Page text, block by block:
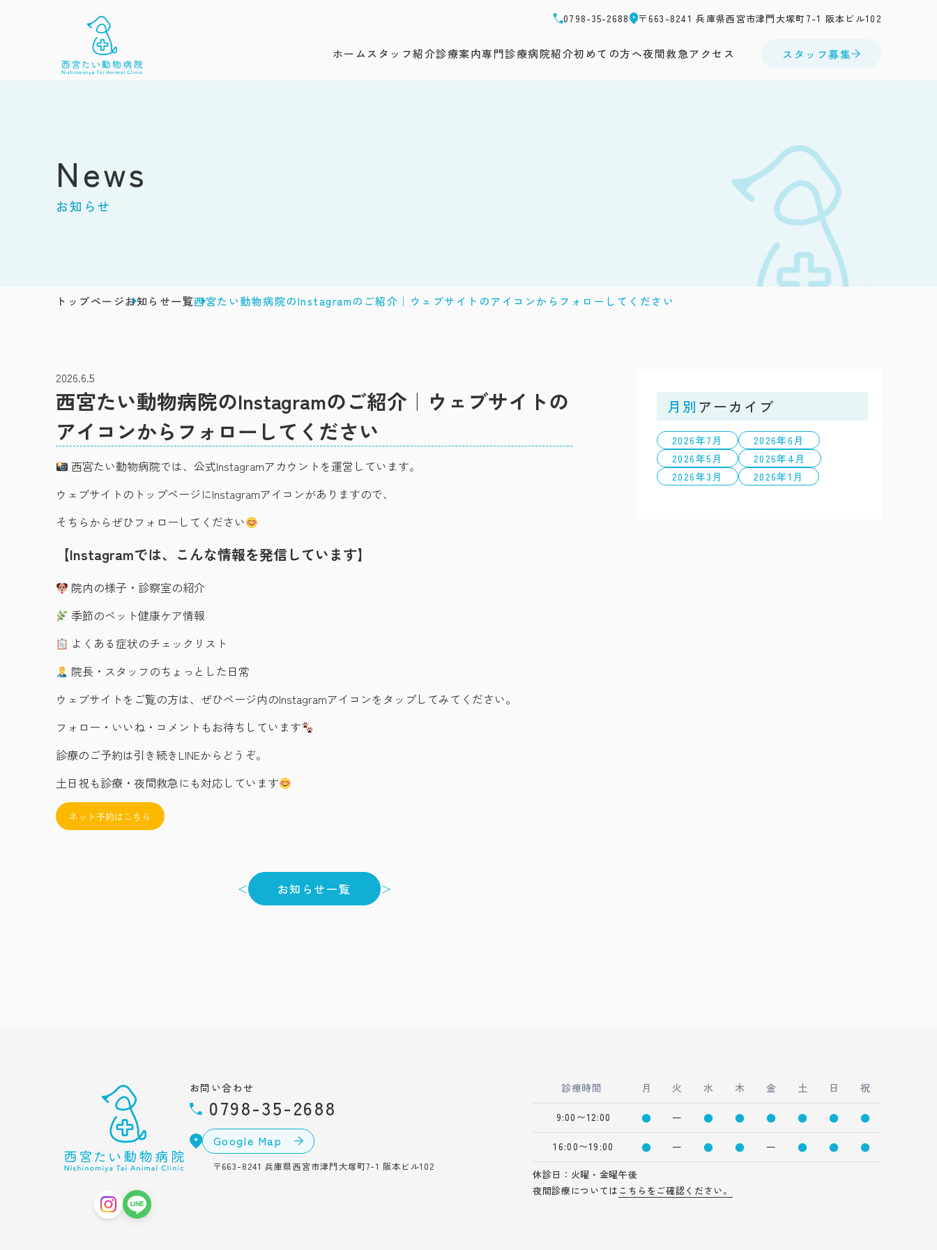
0798-35-2688 〒663-8241 兵庫県西宮市津門大塚町7-1 阪本ビル102
ホーム スタッフ紹介診療案内専門診療病院紹介初めての方へ夜間救急アクセス スタッフ募集
News
お知らせ
トップページお知らせ一覧西宮たい動物病院のInstagramのご紹介｜ウェブサイトのアイコンからフォローしてください
2026.6.5
西宮たい動物病院のInstagramのご紹介｜ウェブサイトの
アイコンからフォローしてください
西宮たい動物病院では、公式Instagramアカウントを運営しています。
ウェブサイトのトップページにInstagramアイコンがありますので、
そちらからぜひフォローしてください
【Instagramでは、こんな情報を発信しています】
院内の様子・診察室の紹介
季節のペット健康ケア情報
よくある症状のチェックリスト
院長・スタッフのちょっとした日常
ウェブサイトをご覧の方は、ぜひページ内のInstagramアイコンをタップしてみてください。
フォロー・いいね・コメントもお待ちしています
診療のご予約は引き続きLINEからどうぞ。
土日祝も診療・夜間救急にも対応しています
ネット予約はこちら
＜ お知らせ一覧 ＞
月別 アーカイブ
2026年7月
2026年6月
2026年5月
2026年4月
2026年3月
2026年1月
お問い合わせ
0798-35-2688
Google Map
〒663-8241 兵庫県西宮市津門大塚町7-1 阪本ビル102
診療時間 月 火 水 木 金 土 日 祝
9:00〜12:00 ● ー ● ● ● ● ● ●
16:00〜19:00 ● ー ● ● ー ● ● ●
休診日：火曜・金曜午後
夜間診療については こちらをご確認ください。